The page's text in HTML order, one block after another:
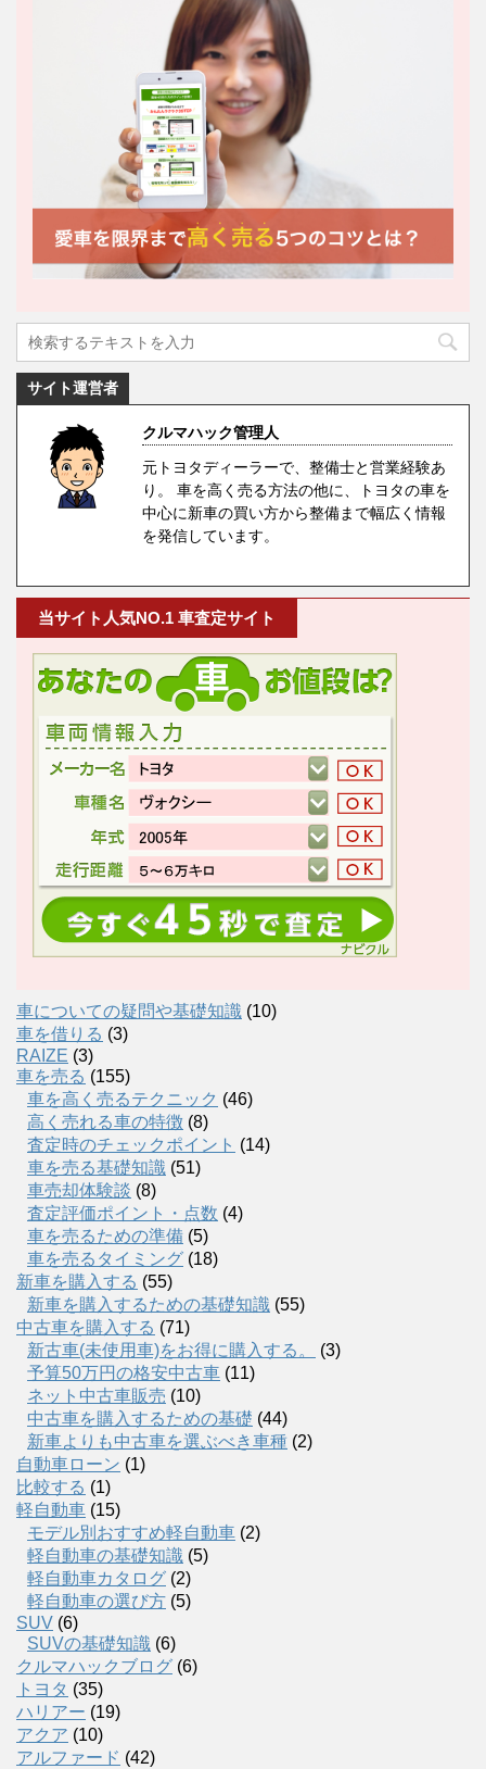
サイト運営者
クルマハック管理人
元トヨタディーラーで、整備士と営業経験あ
り。 車を高く売る方法の他に、トヨタの車を
中心に新車の買い方から整備まで幅広く情報
を発信しています。
当サイト人気NO.1 車査定サイト
車についての疑問や基礎知識 (10)
車を借りる (3)
RAIZE (3)
車を売る (155)
車を高く売るテクニック (46)
高く売れる車の特徴 (8)
査定時のチェックポイント (14)
車を売る基礎知識 (51)
車売却体験談 (8)
査定評価ポイント・点数 (4)
車を売るための準備 (5)
車を売るタイミング (18)
新車を購入する (55)
新車を購入するための基礎知識 (55)
中古車を購入する (71)
新古車(未使用車)をお得に購入する。
(3)
予算50万円の格安中古車 (11)
ネット中古車販売 (10)
中古車を購入するための基礎 (44)
新車よりも中古車を選ぶべき車種 (2)
自動車ローン (1)
比較する (1)
軽自動車 (15)
モデル別おすすめ軽自動車 (2)
軽自動車の基礎知識 (5)
軽自動車カタログ (2)
軽自動車の選び方 (5)
SUV (6)
SUVの基礎知識 (6)
クルマハックブログ (6)
トヨタ (35)
ハリアー (19)
アクア (10)
アルファード (42)